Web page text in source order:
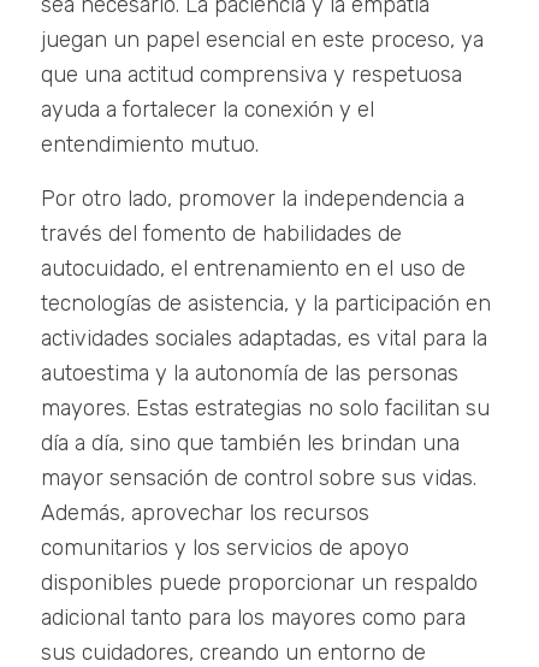
juegan un papel esencial en este proceso, ya
que una actitud comprensiva y respetuosa
ayuda a fortalecer la conexión y el
entendimiento mutuo.
Por otro lado, promover la independencia a
través del fomento de habilidades de
autocuidado, el entrenamiento en el uso de
tecnologías de asistencia, y la participación en
actividades sociales adaptadas, es vital para la
autoestima y la autonomía de las personas
mayores. Estas estrategias no solo facilitan su
día a día, sino que también les brindan una
mayor sensación de control sobre sus vidas.
Además, aprovechar los recursos
comunitarios y los servicios de apoyo
disponibles puede proporcionar un respaldo
adicional tanto para los mayores como para
sus cuidadores, creando un entorno de